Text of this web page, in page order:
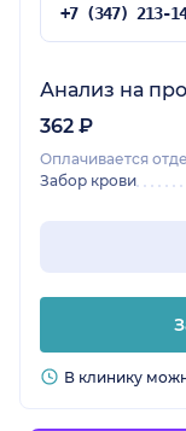
Анализ на
362 ₽
Оплачивается
Забор крови
В клинику